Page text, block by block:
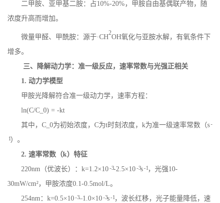
二甲胺、亚甲基二胺：占10%-20%，甲胺自由基偶联产物，随
浓度升高而增加。
微量甲醛、甲酰胺：源于·CH
2
OH氧化与亚胺水解，有氧条件下
增多。
三、降解动力学：准一级反应，速率常数与光强正相关
1.动力学模型
甲胺光降解符合准一级动力学，速率方程：
ln(C/C_0) = -kt
其中， C_0为初始浓度， C为t时刻浓度， k为准一级速率常数（s-
1）。
2.速率常数（k）特征
220nm （优波长）： k=1.2×10-3-2.5×10-3s-1，光强10-
30mW/cm²，甲胺浓度0.1-0.5mol/L。
254nm： k=0.5×10-3–1.0×10-3s-1，波长红移，光子能量降低，速